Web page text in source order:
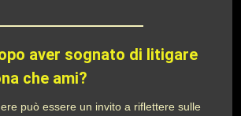
aver sognato di litigare
che ami?
può essere un invito a riflettere sulle